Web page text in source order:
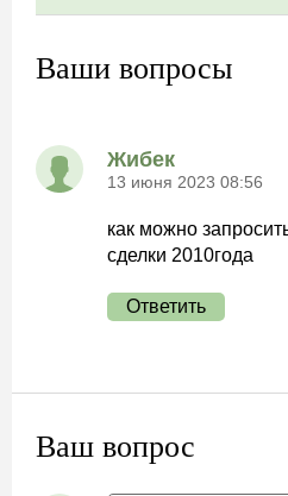
Ваши вопросы
Жибек
13 июня 2023 08:56
как можно
сделки 2010года
Ответить
Ваш вопрос